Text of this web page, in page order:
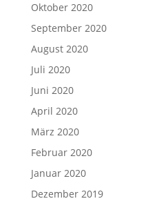
Oktober 2020
September 2020
August 2020
Juli 2020
Juni 2020
April 2020
März 2020
Februar 2020
Januar 2020
Dezember 2019